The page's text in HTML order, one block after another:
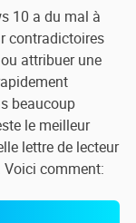
10 a du mal à
contradictoires
attribuer une
beaucoup
le meilleur
lettre de lecteur
Voici comment: